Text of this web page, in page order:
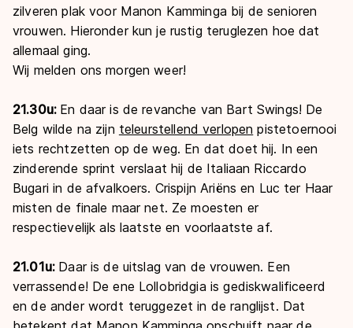
zilveren plak voor Manon Kamminga bij de senioren
vrouwen. Hieronder kun je rustig teruglezen hoe dat
allemaal ging.
Wij melden ons morgen weer!
21.30u: En daar is de revanche van Bart Swings! De
Belg wilde na zijn teleurstellend verlopen pistetoernooi
iets rechtzetten op de weg. En dat doet hij. In een
zinderende sprint verslaat hij de Italiaan Riccardo
Bugari in de afvalkoers. Crispijn Ariëns en Luc ter Haar
misten de finale maar net. Ze moesten er
respectievelijk als laatste en voorlaatste af.
21.01u: Daar is de uitslag van de vrouwen. Een
verrassende! De ene Lollobridgia is gediskwalificeerd
en de ander wordt teruggezet in de ranglijst. Dat